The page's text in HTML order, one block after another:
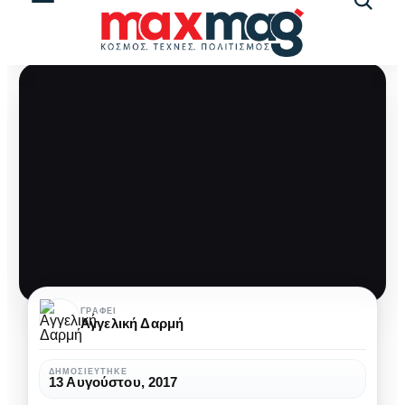
Διαβάσαμε
και
μας
άρεσαν…
ΓΡΆΦΕΙ
Αγγελική Δαρμή
ΔΗΜΟΣΙΕΎΤΗΚΕ
13 Αυγούστου, 2017